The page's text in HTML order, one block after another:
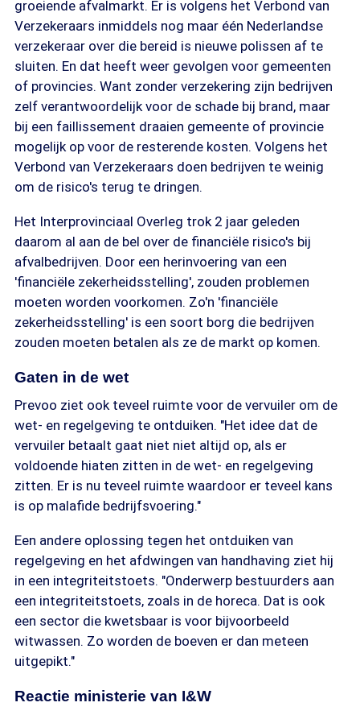
groeiende afvalmarkt. Er is volgens het Verbond van
Verzekeraars inmiddels nog maar één Nederlandse
verzekeraar over die bereid is nieuwe polissen af te
sluiten. En dat heeft weer gevolgen voor gemeenten
of provincies. Want zonder verzekering zijn bedrijven
zelf verantwoordelijk voor de schade bij brand, maar
bij een faillissement draaien gemeente of provincie
mogelijk op voor de resterende kosten. Volgens het
Verbond van Verzekeraars doen bedrijven te weinig
om de risico's terug te dringen.
Het Interprovinciaal Overleg trok 2 jaar geleden
daarom al aan de bel over de financiële risico's bij
afvalbedrijven. Door een herinvoering van een
'financiële zekerheidsstelling', zouden problemen
moeten worden voorkomen. Zo'n 'financiële
zekerheidsstelling' is een soort borg die bedrijven
zouden moeten betalen als ze de markt op komen.
Gaten in de wet
Prevoo ziet ook teveel ruimte voor de vervuiler om de
wet- en regelgeving te ontduiken. "Het idee dat de
vervuiler betaalt gaat niet niet altijd op, als er
voldoende hiaten zitten in de wet- en regelgeving
zitten. Er is nu teveel ruimte waardoor er teveel kans
is op malafide bedrijfsvoering."
Een andere oplossing tegen het ontduiken van
regelgeving en het afdwingen van handhaving ziet hij
in een integriteitstoets. "Onderwerp bestuurders aan
een integriteitstoets, zoals in de horeca. Dat is ook
een sector die kwetsbaar is voor bijvoorbeeld
witwassen. Zo worden de boeven er dan meteen
uitgepikt."
Reactie ministerie van I&W